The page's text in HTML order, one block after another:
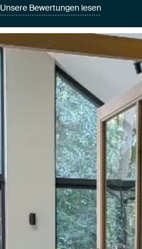
Unsere Bewertungen lesen